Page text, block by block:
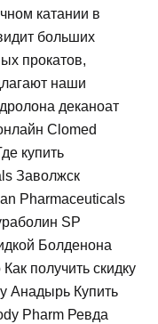
катании в
больших
прокатов,
наши
деканоат
Clomed
купить
Заволжск
Pharmaceuticals
SP
Болденона
получить скидку
Анадырь Купить
Pharm Ревда